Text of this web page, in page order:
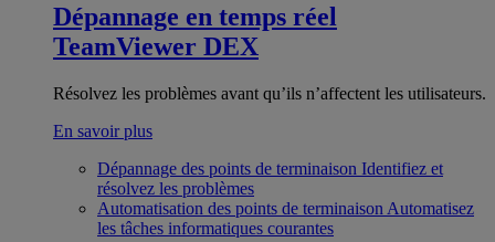
Dépannage en temps réel
TeamViewer DEX
Résolvez les problèmes avant qu’ils n’affectent les utilisateurs.
En savoir plus
Dépannage des points de terminaison Identifiez et
résolvez les problèmes
Automatisation des points de terminaison Automatisez
les tâches informatiques courantes